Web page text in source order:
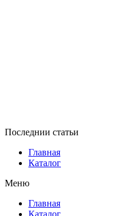
Последнии статьи
Главная
Каталог
Меню
Главная
Каталог